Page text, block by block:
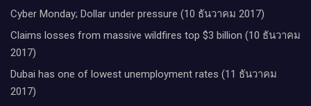
Cyber Monday; Dollar under pressure (10 ธันวาคม 2017)
Claims losses from massive wildfires top $3 billion (10 ธันวาคม
2017)
Dubai has one of lowest unemployment rates (11 ธันวาคม
2017)